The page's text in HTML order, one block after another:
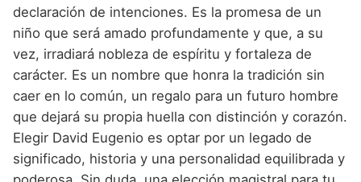
declaración de intenciones. Es la promesa de un
niño que será amado profundamente y que, a su
vez, irradiará nobleza de espíritu y fortaleza de
carácter. Es un nombre que honra la tradición sin
caer en lo común, un regalo para un futuro hombre
que dejará su propia huella con distinción y corazón.
Elegir David Eugenio es optar por un legado de
significado, historia y una personalidad equilibrada y